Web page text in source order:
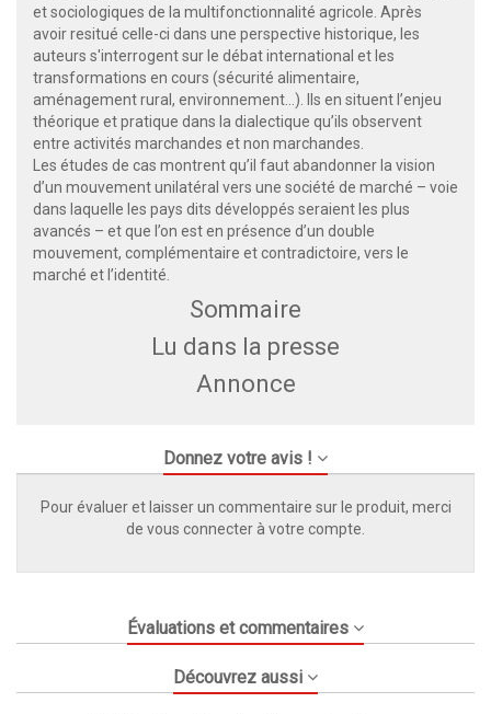
et sociologiques de la multifonctionnalité agricole. Après
avoir resitué celle-ci dans une perspective historique, les
auteurs s'interrogent sur le débat international et les
transformations en cours (sécurité alimentaire,
aménagement rural, environnement…). Ils en situent l’enjeu
théorique et pratique dans la dialectique qu’ils observent
entre activités marchandes et non marchandes.
Les études de cas montrent qu’il faut abandonner la vision
d’un mouvement unilatéral vers une société de marché – voie
dans laquelle les pays dits développés seraient les plus
avancés – et que l’on est en présence d’un double
mouvement, complémentaire et contradictoire, vers le
marché et l’identité.
Sommaire
Lu dans la presse
Annonce
Donnez votre avis !
Pour évaluer et laisser un commentaire sur le produit, merci
de vous connecter à votre compte.
Évaluations et commentaires
Découvrez aussi